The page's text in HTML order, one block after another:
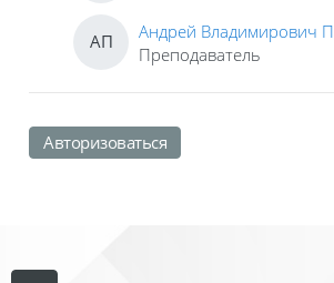
АП
Андрей Владимирович
Преподаватель
Авторизоваться